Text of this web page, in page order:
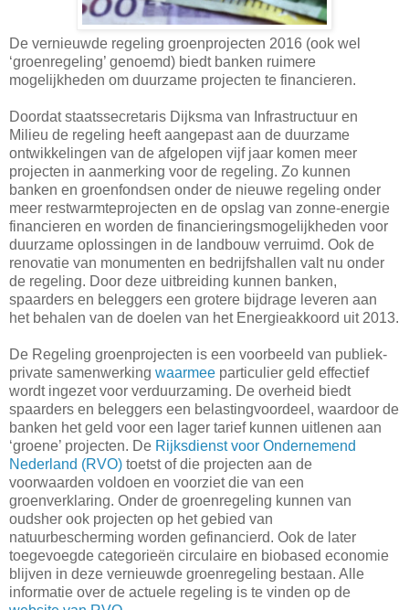
De vernieuwde regeling groenprojecten 2016 (ook wel
‘groenregeling’ genoemd) biedt banken ruimere
mogelijkheden om duurzame projecten te financieren.
Doordat staatssecretaris Dijksma van Infrastructuur en
Milieu de regeling heeft aangepast aan de duurzame
ontwikkelingen van de afgelopen vijf jaar komen meer
projecten in aanmerking voor de regeling. Zo kunnen
banken en groenfondsen onder de nieuwe regeling onder
meer restwarmteprojecten en de opslag van zonne-energie
financieren en worden de financieringsmogelijkheden voor
duurzame oplossingen in de landbouw verruimd. Ook de
renovatie van monumenten en bedrijfshallen valt nu onder
de regeling. Door deze uitbreiding kunnen banken,
spaarders en beleggers een grotere bijdrage leveren aan
het behalen van de doelen van het Energieakkoord uit 2013.
De Regeling groenprojecten is een voorbeeld van publiek-
private samenwerking waarmee particulier geld effectief
wordt ingezet voor verduurzaming. De overheid biedt
spaarders en beleggers een belastingvoordeel, waardoor de
banken het geld voor een lager tarief kunnen uitlenen aan
‘groene’ projecten. De Rijksdienst voor Ondernemend
Nederland (RVO) toetst of die projecten aan de
voorwaarden voldoen en voorziet die van een
groenverklaring. Onder de groenregeling kunnen van
oudsher ook projecten op het gebied van
natuurbescherming worden gefinancierd. Ook de later
toegevoegde categorieën circulaire en biobased economie
blijven in deze vernieuwde groenregeling bestaan. Alle
informatie over de actuele regeling is te vinden op de